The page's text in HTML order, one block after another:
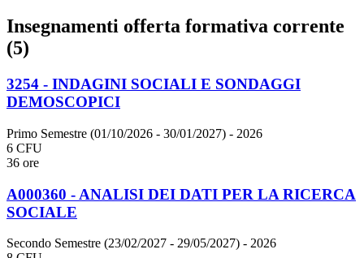
Insegnamenti offerta formativa corrente
(5)
3254 - INDAGINI SOCIALI E SONDAGGI
DEMOSCOPICI
Primo Semestre (01/10/2026 - 30/01/2027) - 2026
6 CFU
36 ore
A000360 - ANALISI DEI DATI PER LA RICERCA
SOCIALE
Secondo Semestre (23/02/2027 - 29/05/2027) - 2026